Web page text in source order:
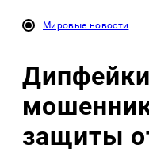
Мировые новости
защиты